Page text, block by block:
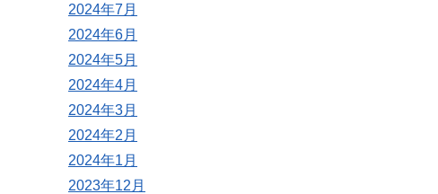
2024年7月
2024年6月
2024年5月
2024年4月
2024年3月
2024年2月
2024年1月
2023年12月